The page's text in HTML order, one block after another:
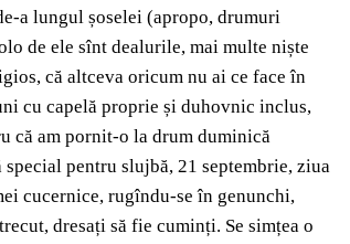
a lungul șoselei (apropo, drumuri
de ele sînt dealurile, mai multe niște
că altceva oricum nu ai ce face în
cu capelă proprie și duhovnic inclus,
că am pornit-o la drum duminică
pentru slujbă, 21 septembrie, ziua
cucernice, rugîndu-se în genunchi,
dresați să fie cuminți. Se simțea o